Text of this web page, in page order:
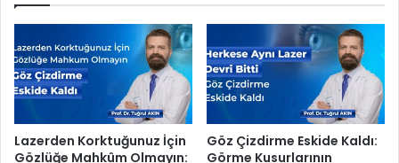
d
a
l
ğ
ı
o
n
o
k
Lazerden Korktuğunuz İçin
Gözlüğe Mahkûm Olmayın:
Göz Çizdirme Eskide Kaldı:
Görme Kusurlarının